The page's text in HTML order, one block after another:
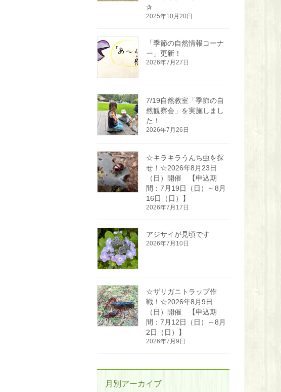
✰
2025年10月20日
「季節の自然情報コーナ
ー」更新！
2026年7月27日
7/19自然教室「季節の自
然観察会」を実施しまし
た！
2026年7月26日
☆キラキラうんち虫を探
せ！☆2026年8月23日
（日）開催 【申込期
間：7月19日（日）～8月
16日（日）】
2026年7月17日
アジサイが見頃です
2026年7月10日
☆ザリガニトラップ作
戦！☆2026年8月9日
（日）開催 【申込期
間：7月12日（日）～8月
2日（日）】
2026年7月9日
月別アーカイブ